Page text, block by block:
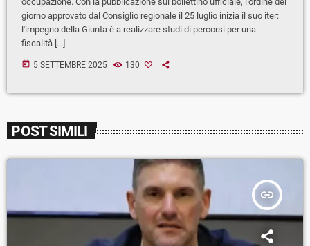
giorno approvato dal Consiglio regionale il 25 luglio inizia il suo iter:
l'impegno della Giunta è a realizzare studi di percorsi per una
fiscalità […]
today 5 SETTEMBRE 2025 130
POST SIMILI
insert_link